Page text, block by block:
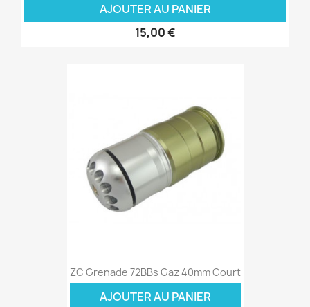
AJOUTER AU PANIER
15,00 €
ZC Grenade 72BBs Gaz 40mm Court
AJOUTER AU PANIER